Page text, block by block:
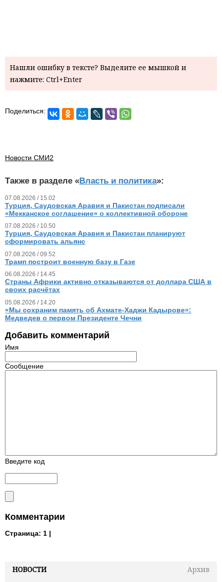
НОВОСТИ
Архив
Нашли ошибку в тексте? Выделите ее мышкой и
нажмите: Ctrl+Enter
Поделиться:
Новости СМИ2
Также в разделе «Власть и политика»:
07.08.2026 / 15.02
Турция, Саудовская Аравия и Пакистан подписали
«Мекканское соглашение» о коллективной обороне
07.08.2026 / 10.50
Турция, Саудовская Аравия и Пакистан планируют
сформировать альянс
07.08.2026 / 09.52
Трамп построит военную базу в Газе
06.08.2026 / 14.45
Страны Африки активно отказываются от доллара США в
своих расчётах
05.08.2026 / 14.20
«Мы сохраним память об Ахмате-Хаджи Кадырове»:
Медведев о первом Президенте Чечни
Добавить комментарий
Имя
Сообщение
Введите код
Комментарии
Страница: 1 |